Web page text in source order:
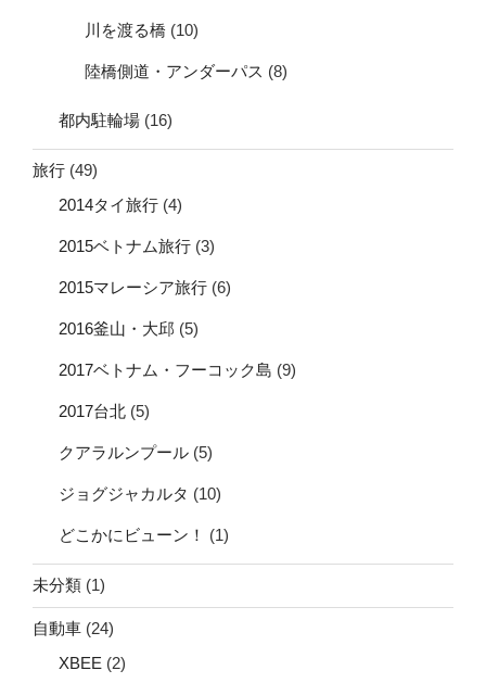
川を渡る橋 (10)
陸橋側道・アンダーパス (8)
都内駐輪場 (16)
旅行 (49)
2014タイ旅行 (4)
2015ベトナム旅行 (3)
2015マレーシア旅行 (6)
2016釜山・大邱 (5)
2017ベトナム・フーコック島 (9)
2017台北 (5)
クアラルンプール (5)
ジョグジャカルタ (10)
どこかにビューン！ (1)
未分類 (1)
自動車 (24)
XBEE (2)